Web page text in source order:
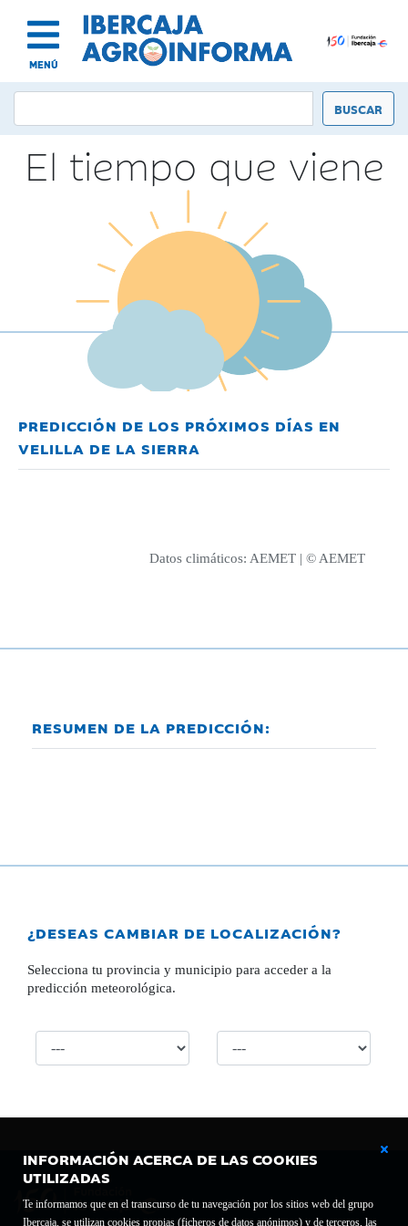
MENÚ
INFORMACIÓN ACERCA DE LAS COOKIES
UTILIZADAS
Te informamos que en el transcurso de tu navegación por los sitios web del grupo
Ibercaja, se utilizan cookies propias (ficheros de datos anónimos) y de terceros, las
El tiempo que viene
PREDICCIÓN DE LOS PRÓXIMOS DÍAS EN
VELILLA DE LA SIERRA
Datos climáticos: AEMET | © AEMET
RESUMEN DE LA PREDICCIÓN:
¿DESEAS CAMBIAR DE LOCALIZACIÓN?
Selecciona tu provincia y municipio para acceder a la
predicción meteorológica.